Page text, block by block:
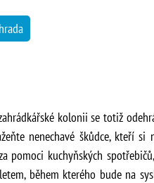
kolonii se totiž
nenechavé škůdce, kteří si
pomoci kuchyňských
během kterého bude na